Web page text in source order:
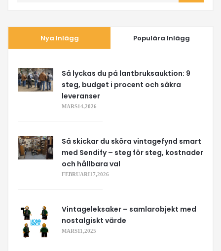
Nya Inlägg Populära Inlägg
Så lyckas du på lantbruksauktion: 9
steg, budget i procent och säkra
leveranser
MARS 14, 2026
Så skickar du sköra vintagefynd smart
med Sendify – steg för steg, kostnader
och hållbara val
FEBRUARI 17, 2026
Vintageleksaker – samlarobjekt med
nostalgiskt värde
MARS 11, 2025